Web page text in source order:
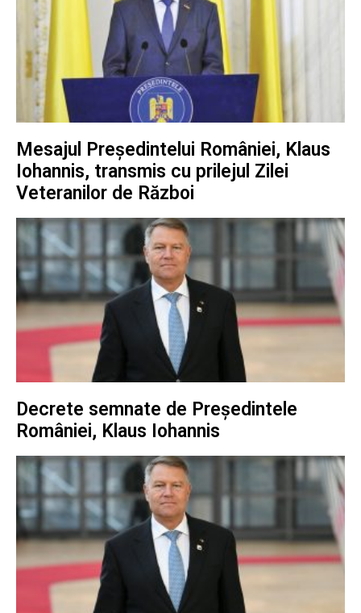
Mesajul Președintelui României, Klaus
Iohannis, transmis cu prilejul Zilei
Veteranilor de Război
Decrete semnate de Președintele
României, Klaus Iohannis